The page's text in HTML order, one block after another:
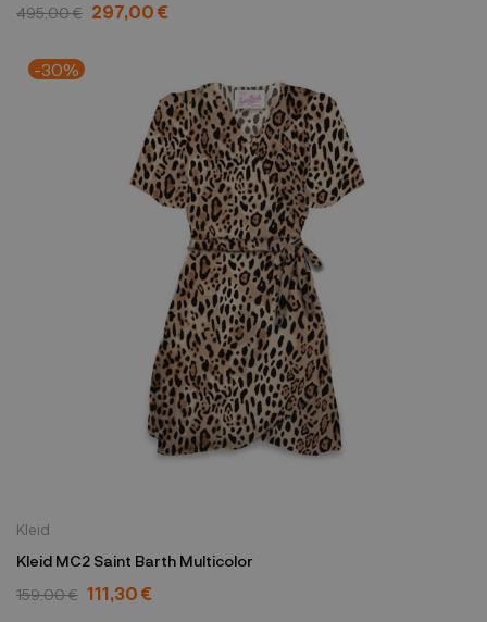
495,00 € 297,00 €
-30%
Kleid
Kleid MC2 Saint Barth Multicolor
159,00 € 111,30 €